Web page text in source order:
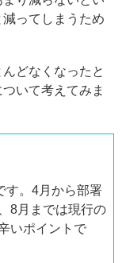
ってしまうため
んどなくなったと
いて考えてみま
す。4月から部署
8月までは現行の
いポイントで